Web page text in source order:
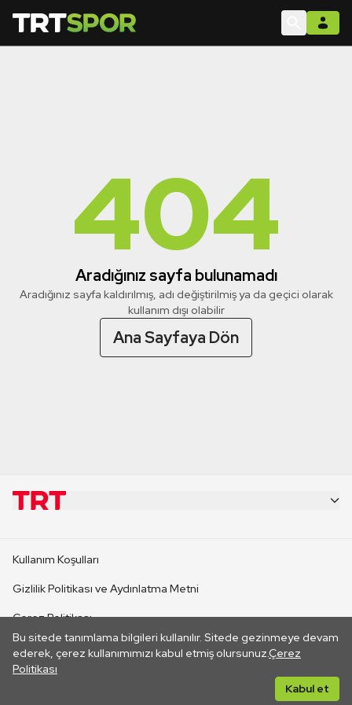
404
Aradığınız sayfa bulunamadı
Aradığınız sayfa kaldırılmış, adı değiştirilmiş ya da geçici olarak
kullanım dışı olabilir
Ana Sayfaya Dön
Bu sitede tanımlama bilgileri kullanılır. Sitede gezinmeye devam
ederek, çerez kullanımımızı kabul etmiş olursunuz.Çerez
Politikası
Kabul et
CANLI YAYINLAR
Kullanım Koşulları
Gizlilik Politikası ve Aydınlatma Metni
Çerez Politikası
İletişim
Her hakkı saklıdır. ©2026 TRT. Bağlantı yoluyla gidilen dış